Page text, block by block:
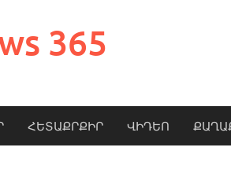
365
ՀԵՏԱՔՐՔԻՐ ՎԻԴԵՈ